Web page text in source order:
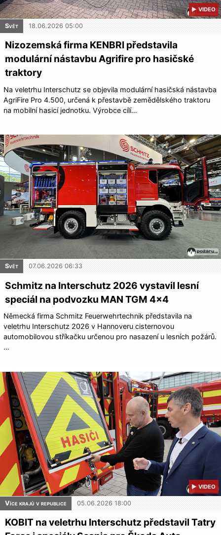
▶ VIDEO
Svět 18.06.2026 05:00
Nizozemská firma KENBRI představila
modulární nástavbu Agrifire pro hasičské
traktory
Na veletrhu Interschutz se objevila modulární hasičská nástavba
AgriFire Pro 4.500, určená k přestavbě zemědělského traktoru
na mobilní hasicí jednotku. Výrobce cílí…
Svět 07.06.2026 06:33
Schmitz na Interschutz 2026 vystavil lesní
speciál na podvozku MAN TGM 4×4
Německá firma Schmitz Feuerwehrtechnik představila na
veletrhu Interschutz 2026 v Hannoveru cisternovou
automobilovou stříkačku určenou pro nasazení u lesních požárů.
…
▶ VIDEO
Více krajů v republice 05.06.2026 18:00
KOBIT na veletrhu Interschutz představil Tatry